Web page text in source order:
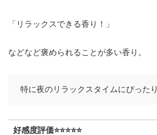
「リラックスできる香り！」
などなど褒められることが多い香り。
特に夜のリラックスタイムにぴったり
好感度評価⭐⭐⭐⭐⭐